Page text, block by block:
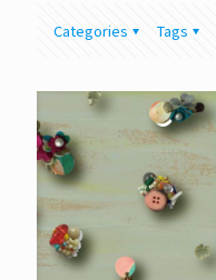
Categories Tags